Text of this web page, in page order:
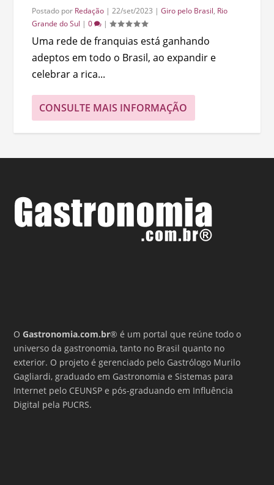
Postado por Redação |22/set/2023 |Giro pelo Brasil, Rio
Grande do Sul |0 |
Uma rede de franquias está ganhando
adeptos em todo o Brasil, ao expandir e
celebrar a rica...
CONSULTE MAIS INFORMAÇÃO
OGastronomia.com.br® é um portal que reúne todo o
universo da gastronomia, tanto no Brasil quanto no
exterior. O projeto é gerenciado pelo Gastrólogo Murilo
Gagliardi, graduado em Gastronomia e Sistemas para
Internet pelo CEUNSP e pós-graduando em Influência
Digital pela PUCRS.